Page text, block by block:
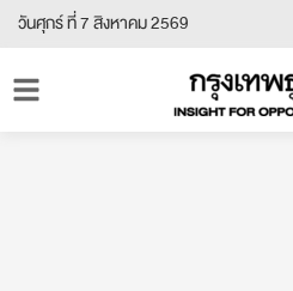
วันศุกร์ ที่ 7 สิงหาคม 2569